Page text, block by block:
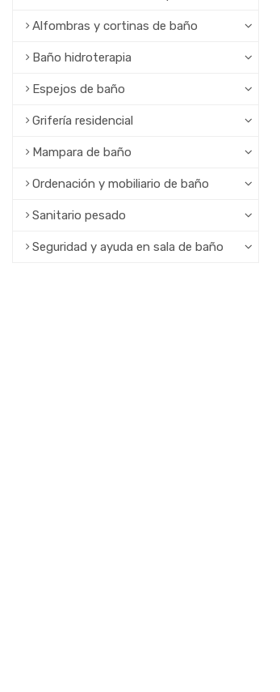
Alfombras y cortinas de baño
Baño hidroterapia
Espejos de baño
Grifería residencial
Mampara de baño
Ordenación y mobiliario de baño
Sanitario pesado
Seguridad y ayuda en sala de baño